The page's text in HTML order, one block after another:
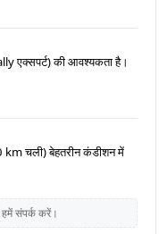
एक्सपर्ट) की आवश्यकता है।
चली) बेहतरीन कंडीशन में
हमें संपर्क करें।